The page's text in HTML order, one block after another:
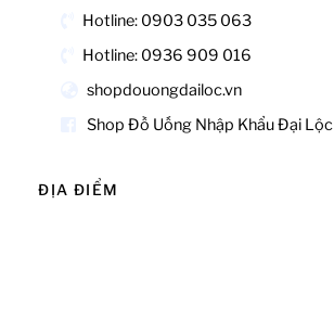
Hotline: 0903 035 063
Hotline: 0936 909 016
shopdouongdailoc.vn
Shop Đồ Uống Nhập Khẩu Đại Lộc
ĐỊA ĐIỂM